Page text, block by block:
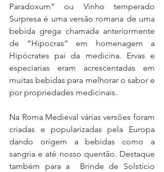
Paradoxum” ou Vinho temperado
Surpresa é uma versão romana de uma
bebida grega chamada anteriormente
de “Hipocras” em homenagem a
Hipócrates pai da medicina. Ervas e
especiarias eram acrescentadas em
muitas bebidas para melhorar o sabor e
por propriedades medicinais.
Na Roma Medieval várias versões foram
criadas e popularizadas pela Europa
dando origem a bebidas como a
sangria e até nosso quentão. Destaque
também para a  Brinde de Solstício